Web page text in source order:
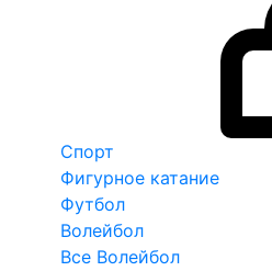
Спорт
Фигурное катание
Футбол
Волейбол
Все Волейбол